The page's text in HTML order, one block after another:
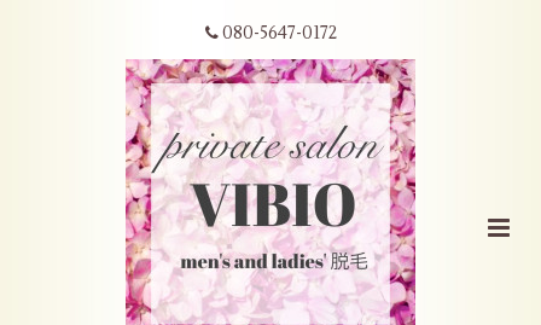
080-5647-0172